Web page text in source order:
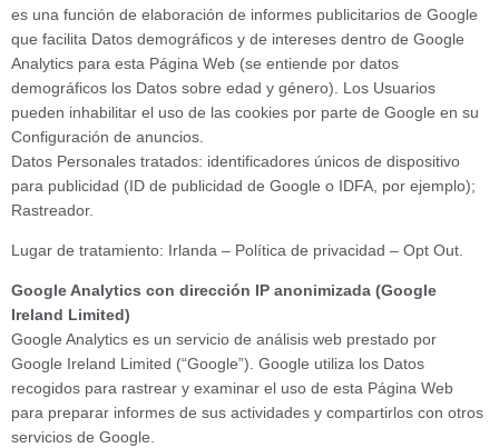
es una función de elaboración de informes publicitarios de Google
que facilita Datos demográficos y de intereses dentro de Google
Analytics para esta Página Web (se entiende por datos
demográficos los Datos sobre edad y género). Los Usuarios
pueden inhabilitar el uso de las cookies por parte de Google en su
Configuración de anuncios.
Datos Personales tratados: identificadores únicos de dispositivo
para publicidad (ID de publicidad de Google o IDFA, por ejemplo);
Rastreador.
Lugar de tratamiento: Irlanda – Política de privacidad – Opt Out.
Google Analytics con dirección IP anonimizada (Google
Ireland Limited)
Google Analytics es un servicio de análisis web prestado por
Google Ireland Limited (“Google”). Google utiliza los Datos
recogidos para rastrear y examinar el uso de esta Página Web
para preparar informes de sus actividades y compartirlos con otros
servicios de Google.